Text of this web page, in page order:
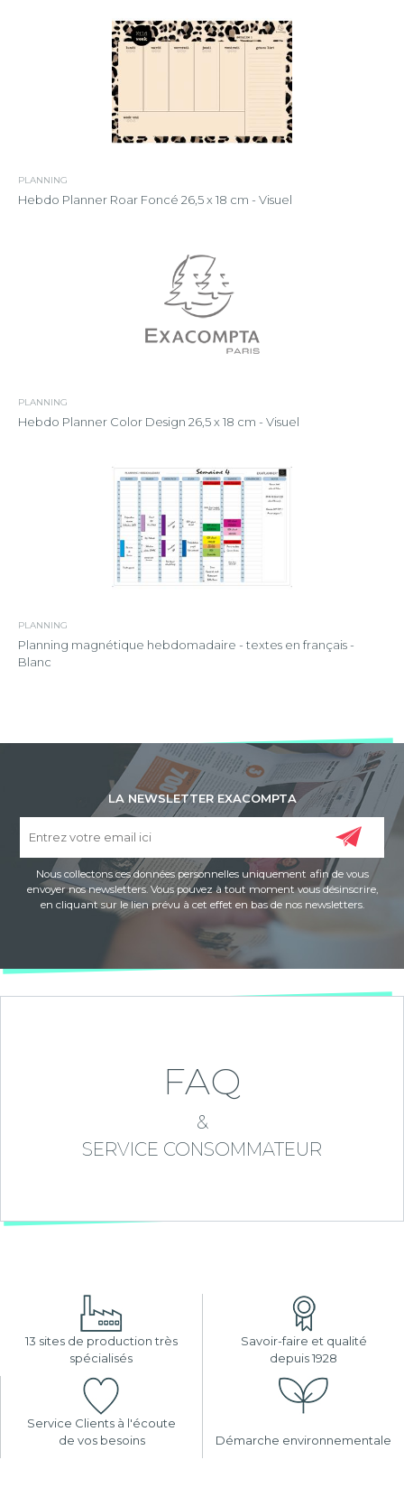
PLANNING
Hebdo Planner Roar Foncé 26,5 x 18 cm - Visuel
PLANNING
Hebdo Planner Color Design 26,5 x 18 cm - Visuel
PLANNING
Planning magnétique hebdomadaire - textes en français -
Blanc
LA NEWSLETTER EXACOMPTA
Nous collectons ces données personnelles uniquement afin de vous
envoyer nos newsletters. Vous pouvez à tout moment vous désinscrire,
en cliquant sur le lien prévu à cet effet en bas de nos newsletters.
FAQ
&
SERVICE CONSOMMATEUR
13 sites de production très
spécialisés
Savoir-faire et qualité
depuis 1928
Service Clients à l'écoute
de vos besoins
Démarche environnementale